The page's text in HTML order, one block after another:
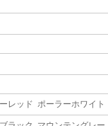
レッド ポーラーホワイ